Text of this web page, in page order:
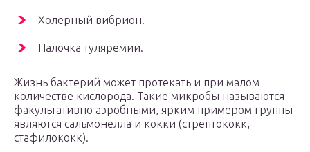
Холерный вибрион.
Палочка туляремии.
Жизнь бактерий может протекать и при малом
количестве кислорода. Такие микробы называются
факультативно аэробными, ярким примером группы
являются сальмонелла и кокки (стрептококк,
стафилококк).